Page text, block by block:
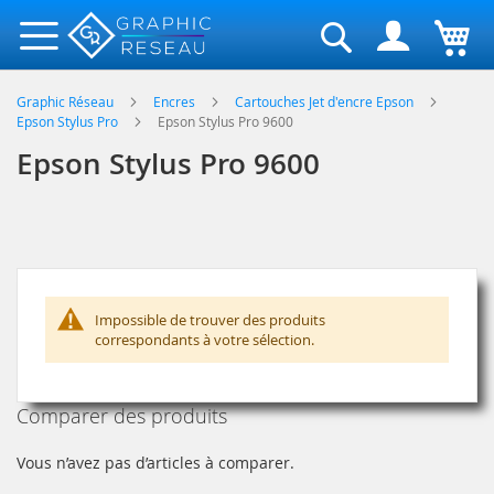
Rechercher
Graphic Réseau Encres
Cartouches Jet d'encre Epson
Epson Stylus Pro
Epson Stylus Pro 9600
Epson Stylus Pro 9600
Impossible de trouver des produits
correspondants à votre sélection.
Comparer des produits
Vous n’avez pas d’articles à comparer.